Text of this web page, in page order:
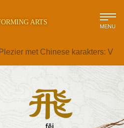
ARTS MENU
Plezier met Chinese karakters: V